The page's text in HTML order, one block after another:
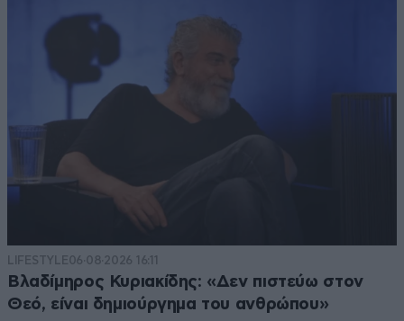
LIFESTYLE06·08·2026 16:11
Βλαδίμηρος Κυριακίδης: «Δεν πιστεύω στον
Θεό, είναι δημιούργημα του ανθρώπου»